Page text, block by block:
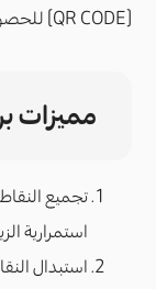
(QR CODE) للحصول على خصومات لعملياتهم السابقة والمقبلة.
مميزات
تجميع
استمرارية
استبدال